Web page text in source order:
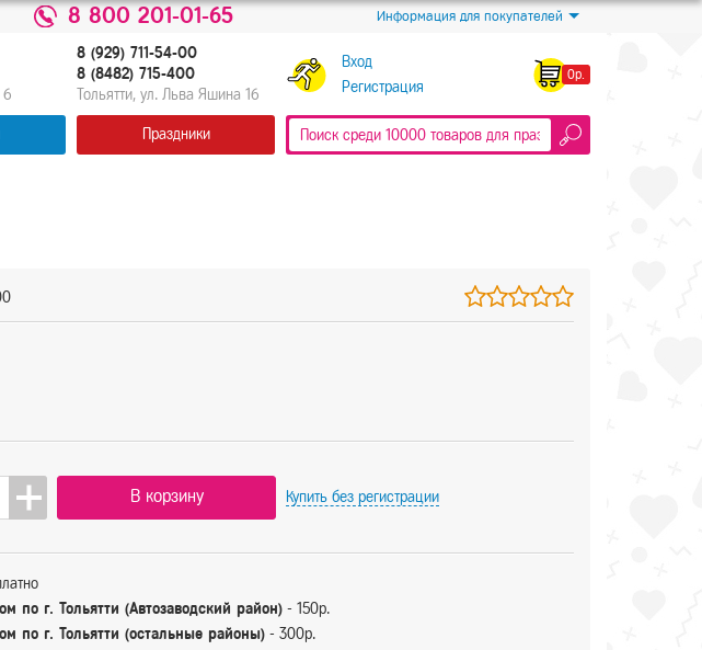
8 800 201-01-65 Информация для покупателей
6
8 (929) 711-54-00
8 (8482) 715-400
Тольятти, ул. Льва Яшина 16
Вход
Регистрация
0р.
Праздники
В корзину Купить без регистрации
по г. Тольятти (Автозаводский район) - 150р.
по г. Тольятти (остальные районы) - 300р.